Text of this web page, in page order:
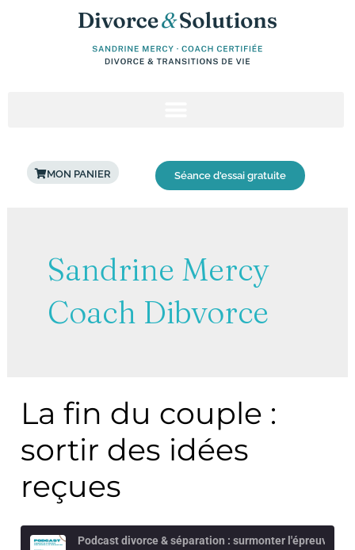
MON PANIER Séance d'essai gratuite
Sandrine Mercy
Coach Dibvorce
La fin du couple :
sortir des idées
reçues
Podcast divorce & séparation : surmonter l'épreuve
La
fin
du
sortir
idées